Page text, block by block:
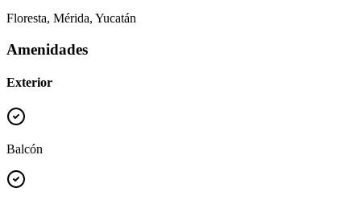
Floresta, Mérida, Yucatán
Amenidades
Exterior
Balcón